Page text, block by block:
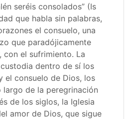
seréis consolados” (Is
que habla sin palabras,
el consuelo, una
que paradójicamente
el sufrimiento. La
dentro de sí los
el consuelo de Dios, los
largo de la peregrinación
de los siglos, la Iglesia
amor de Dios, que sigue